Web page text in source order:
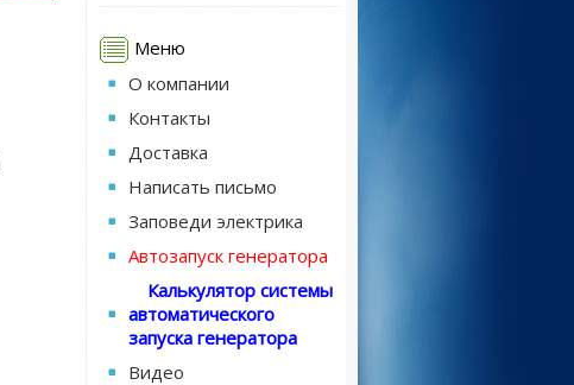
Меню
О компании
Контакты
Доставка
Написать письмо
Заповеди электрика
Автозапуск генератора
Калькулятор системы
автоматического
запуска генератора
Видео